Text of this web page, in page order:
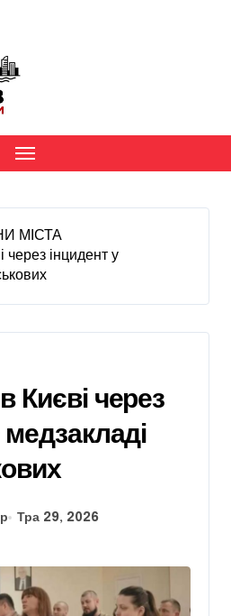
МІСТА
через інцидент у
Києві через
Тра 29, 2026